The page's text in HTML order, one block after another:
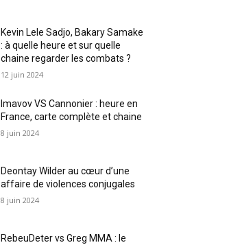
Kevin Lele Sadjo, Bakary Samake
: à quelle heure et sur quelle
chaine regarder les combats ?
12 juin 2024
Imavov VS Cannonier : heure en
France, carte complète et chaine
8 juin 2024
Deontay Wilder au cœur d’une
affaire de violences conjugales
8 juin 2024
RebeuDeter vs Greg MMA : le